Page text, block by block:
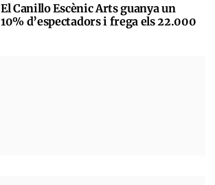
El Canillo Escènic Arts guanya un
10% d’espectadors i frega els 22.000